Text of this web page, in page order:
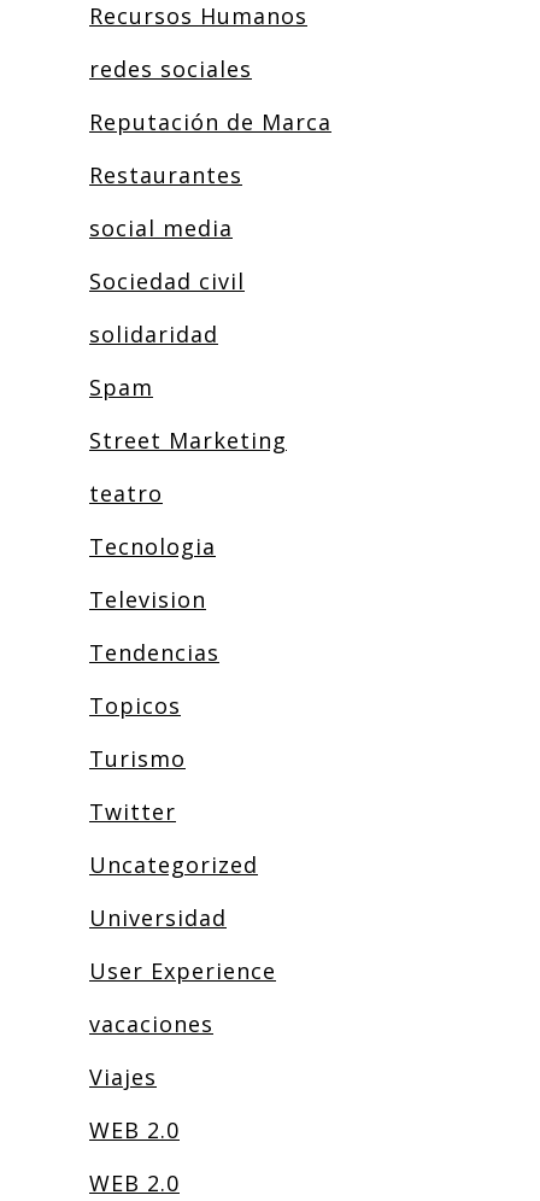
Recursos Humanos
redes sociales
Reputación de Marca
Restaurantes
social media
Sociedad civil
solidaridad
Spam
Street Marketing
teatro
Tecnologia
Television
Tendencias
Topicos
Turismo
Twitter
Uncategorized
Universidad
User Experience
vacaciones
Viajes
WEB 2.0
WEB 2.0